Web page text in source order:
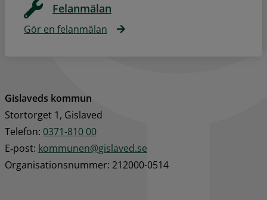
Felanmälan
Gör en felanmälan
Gislaveds kommun
Stortorget 1, Gislaved
Telefon: 0371-810 00
E‑post: kommunen@gislaved.se
Organisationsnummer: 212000-0514